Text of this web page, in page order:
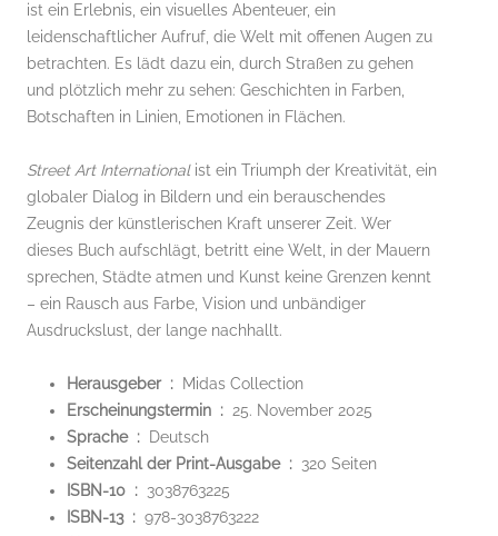
ist ein Erlebnis, ein visuelles Abenteuer, ein
leidenschaftlicher Aufruf, die Welt mit offenen Augen zu
betrachten. Es lädt dazu ein, durch Straßen zu gehen
und plötzlich mehr zu sehen: Geschichten in Farben,
Botschaften in Linien, Emotionen in Flächen.
Street Art Internationalist ein Triumph der Kreativität, ein
globaler Dialog in Bildern und ein berauschendes
Zeugnis der künstlerischen Kraft unserer Zeit. Wer
dieses Buch aufschlägt, betritt eine Welt, in der Mauern
sprechen, Städte atmen und Kunst keine Grenzen kennt
– ein Rausch aus Farbe, Vision und unbändiger
Ausdruckslust, der lange nachhallt.
Herausgeber ‏ : ‎
Midas Collection
Erscheinungstermin ‏ : ‎ 25. November 2025
Sprache ‏ : ‎
Deutsch
Seitenzahl der Print-Ausgabe ‏ : ‎ 320 Seiten
ISBN-10 ‏ : ‎ 3038763225
ISBN-13 ‏ : ‎ 978-3038763222